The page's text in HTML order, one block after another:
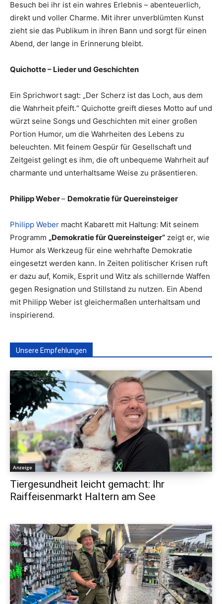
Besuch bei ihr ist ein wahres Erlebnis – abenteuerlich,
direkt und voller Charme. Mit ihrer unverblümten Kunst
zieht sie das Publikum in ihren Bann und sorgt für einen
Abend, der lange in Erinnerung bleibt.
Quichotte – Lieder und Geschichten
Ein Sprichwort sagt: „Der Scherz ist das Loch, aus dem
die Wahrheit pfeift.“ Quichotte greift dieses Motto auf und
würzt seine Songs und Geschichten mit einer großen
Portion Humor, um die Wahrheiten des Lebens zu
beleuchten. Mit feinem Gespür für Gesellschaft und
Zeitgeist gelingt es ihm, die oft unbequeme Wahrheit auf
charmante und unterhaltsame Weise zu präsentieren.
Philipp Weber– Demokratie für Quereinsteiger
Philipp Weber macht Kabarett mit Haltung: Mit seinem
Programm „Demokratie für Quereinsteiger“ zeigt er, wie
Humor als Werkzeug für eine wehrhafte Demokratie
eingesetzt werden kann. In Zeiten politischer Krisen ruft
er dazu auf, Komik, Esprit und Witz als schillernde Waffen
gegen Resignation und Stillstand zu nutzen. Ein Abend
mit Philipp Weber ist gleichermaßen unterhaltsam und
inspirierend.
Unsere Empfehlungen
Anzeige
Tiergesundheit leicht gemacht: Ihr
Raiffeisenmarkt Haltern am See